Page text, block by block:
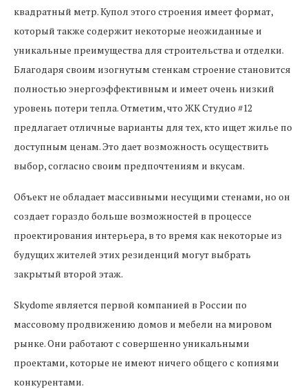
квадратный метр. Купол этого строения имеет формат,
который также содержит некоторые неожиданные и
уникальные преимущества для строительства и отделки.
Благодаря своим изогнутым стенкам строение становится
полностью энергоэффективным и имеет очень низкий
уровень потери тепла. Отметим, что ЖК Студио #12
предлагает отличные варианты для тех, кто ищет жилье по
доступным ценам. Это дает возможность осуществить
выбор, согласно своим предпочтениям и вкусам.
Объект не обладает массивными несущими стенами, но он
создает гораздо больше возможностей в процессе
проектирования интерьера, в то время как некоторые из
будущих жителей этих резиденций могут выбрать
закрытый второй этаж.
Skydome является первой компанией в России по
массовому продвижению домов и мебели на мировом
рынке. Они работают с совершенно уникальными
проектами, которые не имеют ничего общего с копиями
конкурентами.